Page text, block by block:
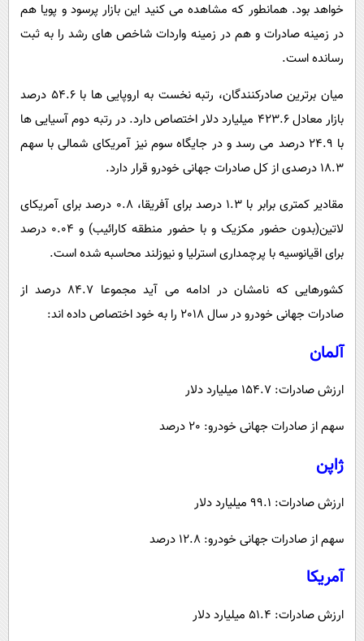
خواهد بود. همانطور که مشاهده می کنید این بازار پرسود و پویا هم
در زمینه صادرات و هم در زمینه واردات شاخص های رشد را به ثبت
رسانده است.
میان برترین صادرکنندگان، رتبه نخست به اروپایی ها با 54.6 درصد
بازار معادل 423.6 میلیارد دلار اختصاص دارد. در رتبه دوم آسیایی ها
با 24.9 درصد می رسد و در جایگاه سوم نیز آمریکای شمالی با سهم
18.3 درصدی از کل صادرات جهانی خودرو قرار دارد.
مقادیر کمتری برابر با 1.3 درصد برای آفریقا، 0.8 درصد برای آمریکای
لاتین(بدون حضور مکزیک و با حضور منطقه کارائیب) و 0.04 درصد
برای اقیانوسیه با پرچمداری استرلیا و نیوزلند محاسبه شده است.
کشورهایی که نامشان در ادامه می آید مجموعا 84.7 درصد از
صادرات جهانی خودرو در سال 2018 را به خود اختصاص داده اند:
آلمان
ارزش صادرات: 154.7 میلیارد دلار
سهم از صادرات جهانی خودرو: 20 درصد
ژاپن
ارزش صادرات: 99.1 میلیارد دلار
سهم از صادرات جهانی خودرو: 12.8 درصد
آمریکا
ارزش صادرات: 51.4 میلیارد دلار